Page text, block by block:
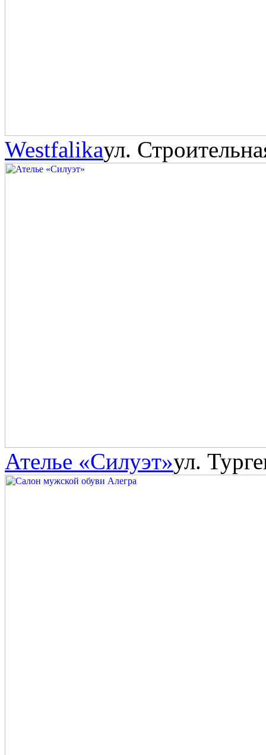
Westfalikaул.
Ателье «Силуэт»ул.